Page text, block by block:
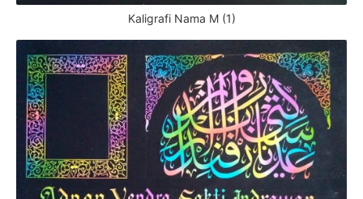
Kaligrafi Nama M (1)